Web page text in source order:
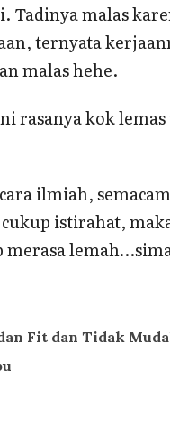
Tadinya malas
ternyata
malas hehe.
rasanya kok
ilmiah,
istirahat,
merasa
Fit dan Tidak